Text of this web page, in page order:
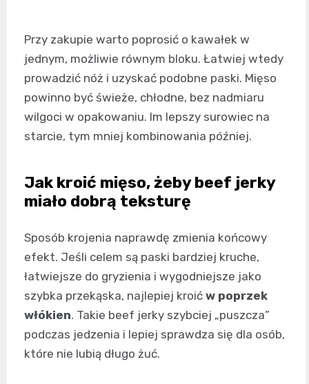
Przy zakupie warto poprosić o kawałek w
jednym, możliwie równym bloku. Łatwiej wtedy
prowadzić nóż i uzyskać podobne paski. Mięso
powinno być świeże, chłodne, bez nadmiaru
wilgoci w opakowaniu. Im lepszy surowiec na
starcie, tym mniej kombinowania później.
Jak kroić mięso, żeby beef jerky
miało dobrą teksturę
Sposób krojenia naprawdę zmienia końcowy
efekt. Jeśli celem są paski bardziej kruche,
łatwiejsze do gryzienia i wygodniejsze jako
szybka przekąska, najlepiej kroić w poprzek
włókien. Takie beef jerky szybciej „puszcza”
podczas jedzenia i lepiej sprawdza się dla osób,
które nie lubią długo żuć.